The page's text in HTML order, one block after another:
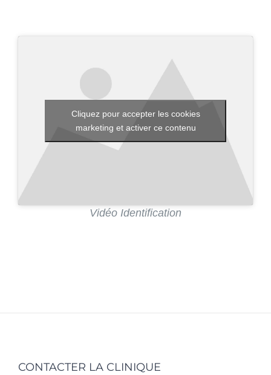
Cliquez pour accepter les cookies
marketing et activer ce contenu
Vidéo Identification
CONTACTER LA CLINIQUE